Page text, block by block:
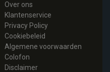
Over ons
Klantenservice
Privacy Policy
Cookiebeleid
Algemene voorwaarden
Colofon
Disclaimer